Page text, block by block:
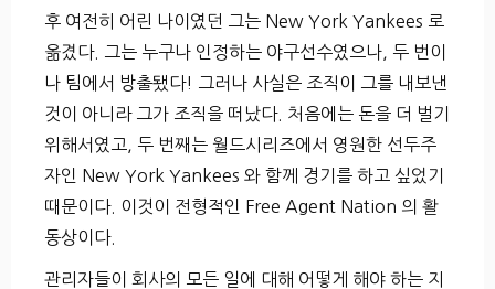
후 여전히 어린 나이였던 그는 New York Yankees 로
옮겼다. 그는 누구나 인정하는 야구선수였으나, 두 번이
나 팀에서 방출됐다! 그러나 사실은 조직이 그를 내보낸
것이 아니라 그가 조직을 떠났다. 처음에는 돈을 더 벌기
위해서였고, 두 번째는 월드시리즈에서 영원한 선두주
자인 New York Yankees 와 함께 경기를 하고 싶었기
때문이다. 이것이 전형적인 Free Agent Nation 의 활
동상이다.
관리자들이 회사의 모든 일에 대해 어떻게 해야 하는 지